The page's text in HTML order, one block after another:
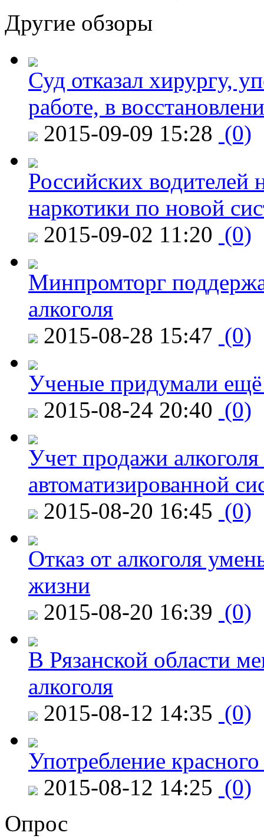
Другие обзоры
Суд отказал хирургу,
работе, в
2015-09-09 15:28 (0)
Российских водителей
наркотики по новой
2015-09-02 11:20 (0)
Минпромторг
алкоголя
2015-08-28 15:47 (0)
Ученые придумали ещё
2015-08-24 20:40 (0)
Учет продажи
автоматизированной
2015-08-20 16:45 (0)
Отказ от алкоголя
жизни
2015-08-20 16:39 (0)
В Рязанской области
алкоголя
2015-08-12 14:35 (0)
Употребление
2015-08-12 14:25 (0)
Опрос